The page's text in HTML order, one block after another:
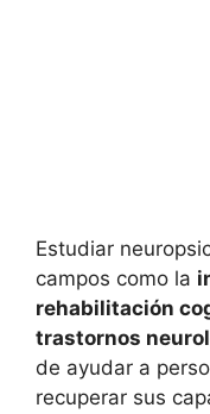
Estudiar
campos como la
rehabilitación
trastornos
de ayudar a
recuperar sus